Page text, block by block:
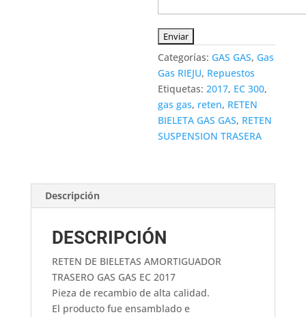
Categorías: GAS GAS, Gas
Gas RIEJU, Repuestos
Etiquetas:2017, EC 300,
gas gas, reten, RETEN
BIELETA GAS GAS, RETEN
SUSPENSION TRASERA
Descripción
DESCRIPCIÓN
RETEN DE BIELETAS AMORTIGUADOR
TRASERO GAS GAS EC 2017
Pieza de recambio de alta calidad.
El producto fue ensamblado e